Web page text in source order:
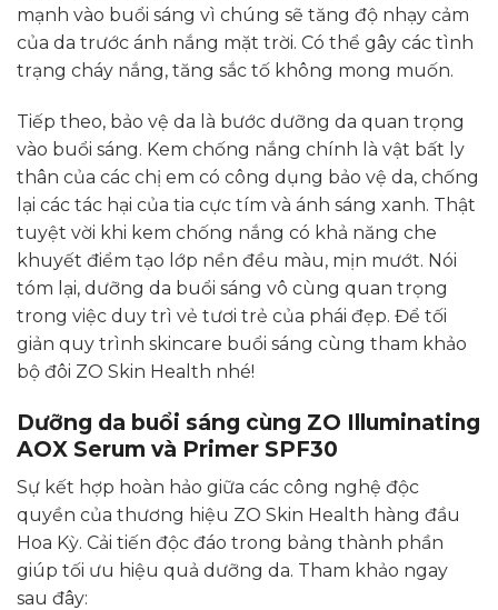
mạnh vào buổi sáng vì chúng sẽ tăng độ nhạy cảm
của da trước ánh nắng mặt trời. Có thể gây các tình
trạng cháy nắng, tăng sắc tố không mong muốn.
Tiếp theo, bảo vệ da là bước dưỡng da quan trọng
vào buổi sáng. Kem chống nắng chính là vật bất ly
thân của các chị em có công dụng bảo vệ da, chống
lại các tác hại của tia cực tím và ánh sáng xanh. Thật
tuyệt vời khi kem chống nắng có khả năng che
khuyết điểm tạo lớp nền đều màu, mịn mướt. Nói
tóm lại, dưỡng da buổi sáng vô cùng quan trọng
trong việc duy trì vẻ tươi trẻ của phái đẹp. Để tối
giản quy trình skincare buổi sáng cùng tham khảo
bộ đôi ZO Skin Health nhé!
Dưỡng da buổi sáng cùng ZO Illuminating
AOX Serum và Primer SPF30
Sự kết hợp hoàn hảo giữa các công nghệ độc
quyền của thương hiệu ZO Skin Health hàng đầu
Hoa Kỳ. Cải tiến độc đáo trong bảng thành phần
giúp tối ưu hiệu quả dưỡng da. Tham khảo ngay
sau đây: